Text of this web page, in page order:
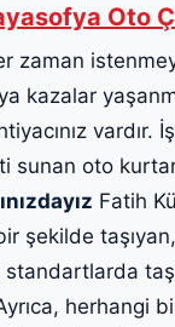
Oto
zaman
kazalar
sunan oto
Fatih
şekilde
standartlarda
herhangi